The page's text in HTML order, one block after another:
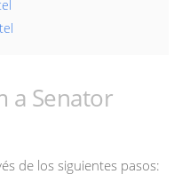
a Senator
de los siguientes pasos: